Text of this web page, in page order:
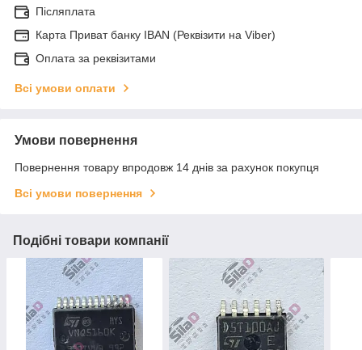
Післяплата
Карта Приват банку IBAN (Реквізити на Viber)
Оплата за реквізитами
Всі умови оплати
Умови повернення
Повернення товару впродовж 14 днів за рахунок покупця
Всі умови повернення
Подібні товари компанії